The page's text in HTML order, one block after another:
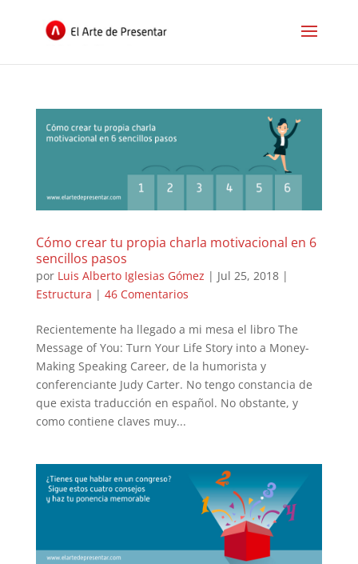
Cómo crear tu propia charla motivacional en 6
sencillos pasos
por Luis Alberto Iglesias Gómez | Jul 25, 2018|
Estructura | 46 Comentarios
Recientemente ha llegado a mi mesa el libro The
Message of You: Turn Your Life Story into a Money-
Making Speaking Career, de la humorista y
conferenciante Judy Carter. No tengo constancia de
que exista traducción en español. No obstante, y
como contiene claves muy...